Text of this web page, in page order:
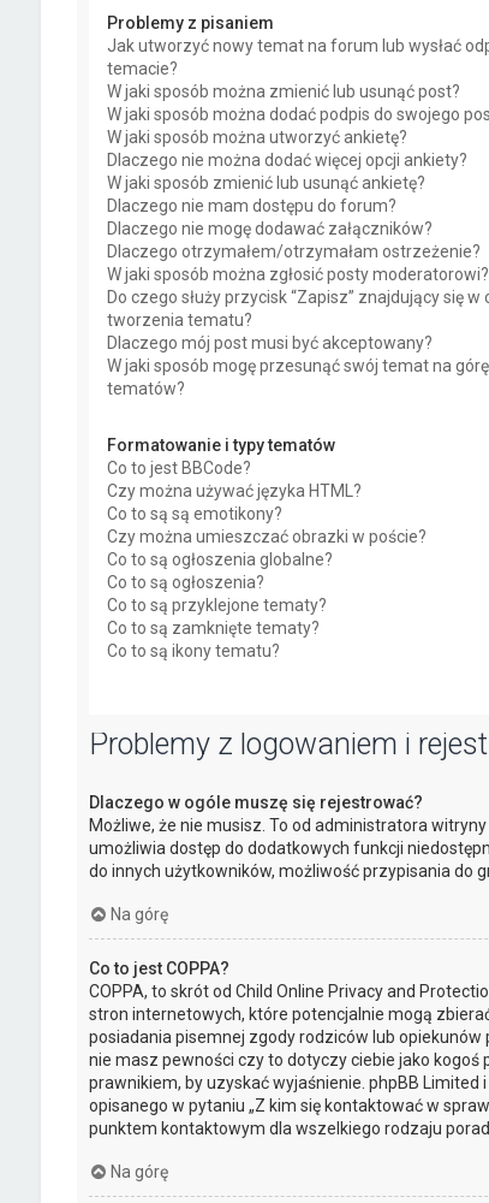
Problemy z pisaniem
Jak utworzyć nowy temat na forum lub wysłać
temacie?
W jaki sposób można zmienić lub usunąć post?
W jaki sposób można dodać podpis do swojego
W jaki sposób można utworzyć ankietę?
Dlaczego nie można dodać więcej opcji ankiety?
W jaki sposób zmienić lub usunąć ankietę?
Dlaczego nie mam dostępu do forum?
Dlaczego nie mogę dodawać załączników?
Dlaczego otrzymałem/otrzymałam ostrzeżenie?
W jaki sposób można zgłosić posty moderatorowi?
Do czego służy przycisk “Zapisz” znajdujący się w
tworzenia tematu?
Dlaczego mój post musi być akceptowany?
W jaki sposób mogę przesunąć swój temat na
tematów?
Formatowanie i typy tematów
Co to jest BBCode?
Czy można używać języka HTML?
Co to są są emotikony?
Czy można umieszczać obrazki w poście?
Co to są ogłoszenia globalne?
Co to są ogłoszenia?
Co to są przyklejone tematy?
Co to są zamknięte tematy?
Co to są ikony tematu?
Problemy z logowaniem i
Dlaczego w ogóle muszę się rejestrować?
Możliwe, że nie musisz. To od administratora
umożliwia dostęp do dodatkowych funkcji
do innych użytkowników, możliwość przypisania do
Na górę
Co to jest COPPA?
COPPA, to skrót od Child Online Privacy and
stron internetowych, które potencjalnie mogą
posiadania pisemnej zgody rodziców lub
nie masz pewności czy to dotyczy ciebie jako
prawnikiem, by uzyskać wyjaśnienie. phpBB
opisanego w pytaniu „Z kim się kontaktować w
punktem kontaktowym dla wszelkiego rodzaju
Na górę